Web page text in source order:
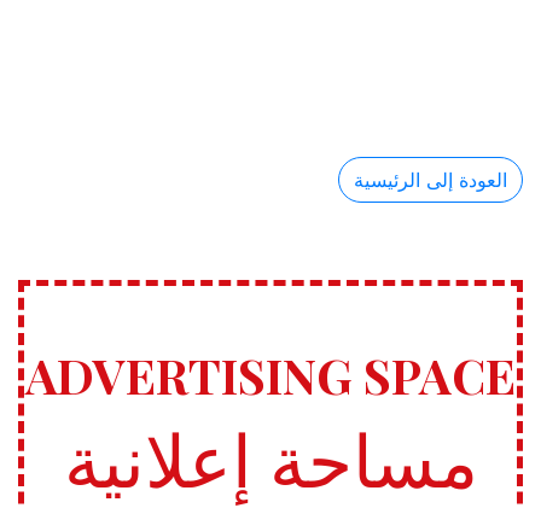
العودة إلى الرئيسية
ADVERTISING SPACE
مساحة إعلانية